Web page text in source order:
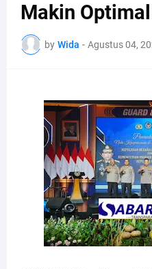
Makin Optimal
by Wida - Agustus 04,